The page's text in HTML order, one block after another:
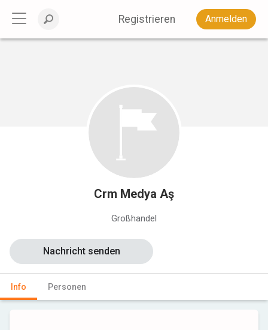
Registrieren Anmelden
Crm Medya Aş
Großhandel
Info Personen
Nachricht senden